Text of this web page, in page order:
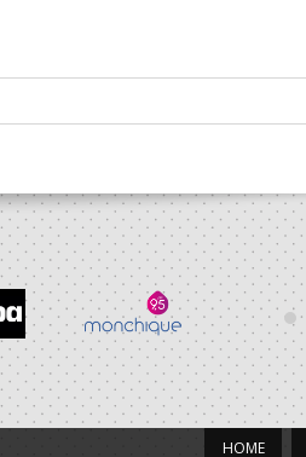
HOME